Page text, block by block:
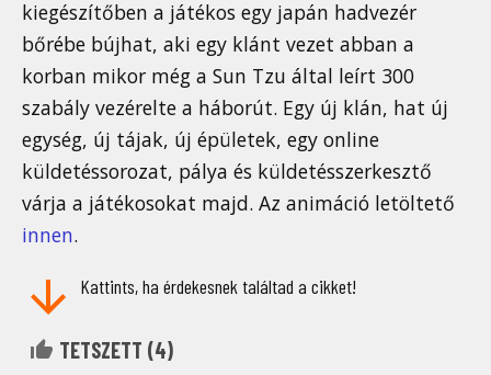
kiegészítőben a játékos egy japán hadvezér
bőrébe bújhat, aki egy klánt vezet abban a
korban mikor még a Sun Tzu által leírt 300
szabály vezérelte a háborút. Egy új klán, hat új
egység, új tájak, új épületek, egy online
küldetéssorozat, pálya és küldetésszerkesztő
várja a játékosokat majd. Az animáció letöltető
innen.
Kattints, ha érdekesnek találtad a cikket!
TETSZETT (4)